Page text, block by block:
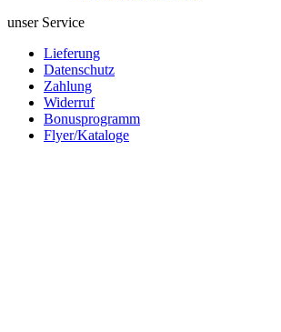
unser Service
Lieferung
Datenschutz
Zahlung
Widerruf
Bonusprogramm
Flyer/Kataloge